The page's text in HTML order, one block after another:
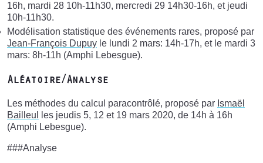
16h, mardi 28 10h-11h30, mercredi 29 14h30-16h, et jeudi
10h-11h30.
Modélisation statistique des événements rares, proposé par
Jean-François Dupuy le lundi 2 mars: 14h-17h, et le mardi 3
mars: 8h-11h (Amphi Lebesgue).
Aléatoire/Analyse
Les méthodes du calcul paracontrôlé, proposé par Ismaël
Bailleul
les jeudis 5, 12 et 19 mars 2020, de 14h à 16h
(Amphi Lebesgue).
###Analyse